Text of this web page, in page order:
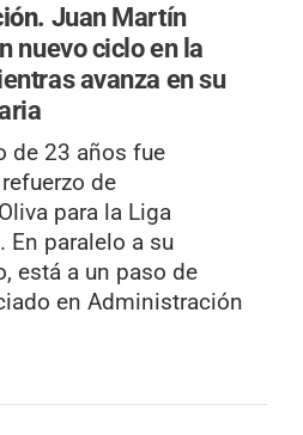
Juan Martín
nuevo ciclo en la
avanza en su
de 23 años fue
de
para la Liga
paralelo a su
está a un paso de
en Administración